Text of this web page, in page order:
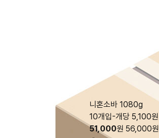
니혼소바 1080g
10개입-개당 5,100원
51,000원 56,000원